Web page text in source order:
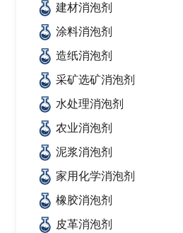
建材消泡剂
涂料消泡剂
造纸消泡剂
采矿选矿消泡剂
水处理消泡剂
农业消泡剂
泥浆消泡剂
家用化学消泡剂
橡胶消泡剂
皮革消泡剂